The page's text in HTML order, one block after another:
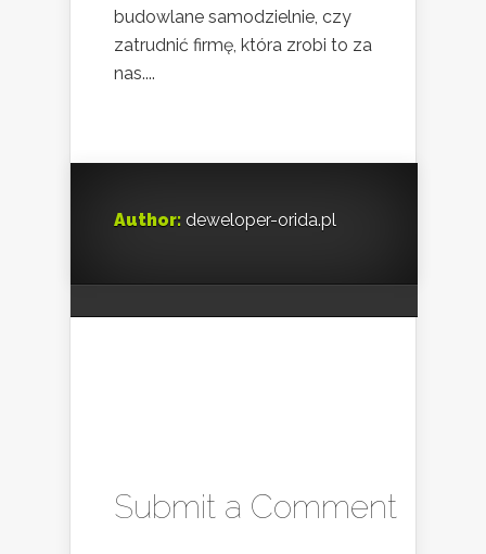
budowlane samodzielnie, czy
zatrudnić firmę, która zrobi to za
nas....
Author: deweloper-orida.pl
Submit a Comment